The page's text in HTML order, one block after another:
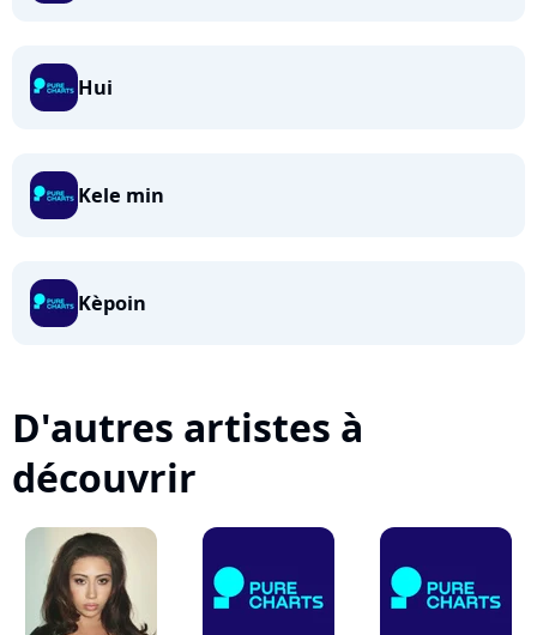
Hui
Kele min
Kèpoin
D'autres artistes à
découvrir